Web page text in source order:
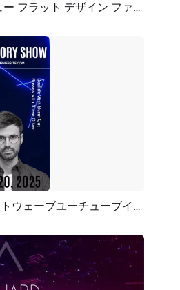
AI再生成 ライブストリーム プレビュー フラット デザイン ファッション ユニバーサル
AI再生成 ポップライブポッドキャストウェーブユーチューブイントロアウトロショー